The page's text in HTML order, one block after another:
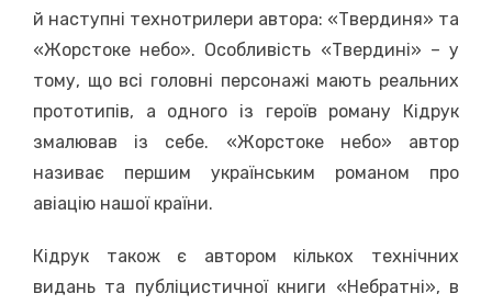
й наступні технотрилери автора: «Твердиня» та
«Жорстоке небо». Особливість «Твердині» – у
тому, що всі головні персонажі мають реальних
прототипів, а одного із героїв роману Кідрук
змалював із себе. «Жорстоке небо» автор
називає першим українським романом про
авіацію нашої країни.
Кідрук також є автором кількох технічних
видань та публіцистичної книги «Небратні», в